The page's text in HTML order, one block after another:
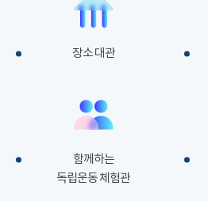
장소 대관
함께하는
독립운동 체험관